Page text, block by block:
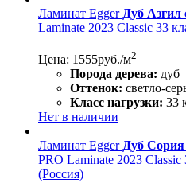
Ламинат Egger Дуб Азгил
Laminate 2023 Classic 33
Цена: 1555руб./м2
Порода дерева: дуб
Оттенок: светло-
Класс нагрузки: 33
Нет в наличии
Ламинат Egger Дуб Сория
PRO Laminate 2023
(Россия)